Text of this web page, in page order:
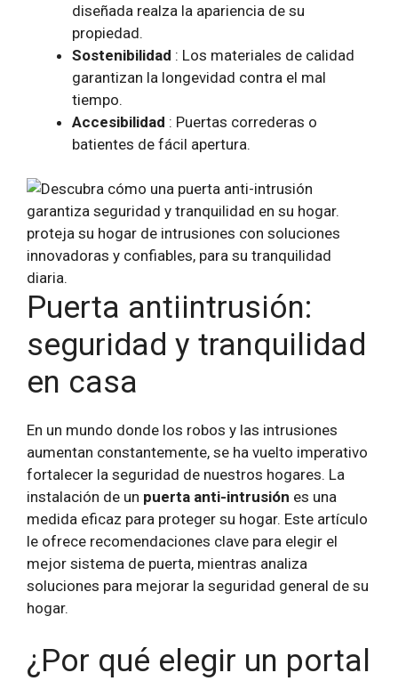
diseñada realza la apariencia de su
propiedad.
Sostenibilidad : Los materiales de calidad
garantizan la longevidad contra el mal
tiempo.
Accesibilidad : Puertas correderas o
batientes de fácil apertura.
Puerta antiintrusión:
seguridad y tranquilidad
en casa
En un mundo donde los robos y las intrusiones
aumentan constantemente, se ha vuelto imperativo
fortalecer la seguridad de nuestros hogares. La
instalación de un puerta anti-intrusión es una
medida eficaz para proteger su hogar. Este artículo
le ofrece recomendaciones clave para elegir el
mejor sistema de puerta, mientras analiza
soluciones para mejorar la seguridad general de su
hogar.
¿Por qué elegir un portal